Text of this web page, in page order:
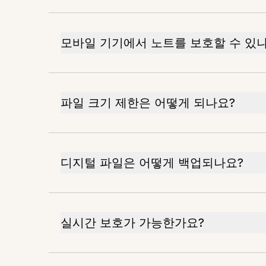
모바일 기기에서 노트를 보호할 수 있
파일 크기 제한은 어떻게 되나요?
디지털 파일은 어떻게 백업되나요?
실시간 보호가 가능한가요?